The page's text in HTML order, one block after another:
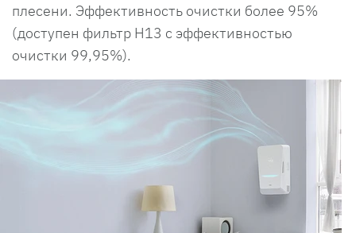
плесени. Эффективность очистки более 95%
(доступен фильтр Н13 с эффективностью
очистки 99,95%).